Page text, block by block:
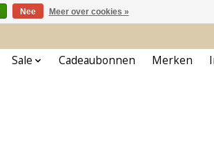
Sale Cadeaubonnen Merken
Nee Meer over cookies »